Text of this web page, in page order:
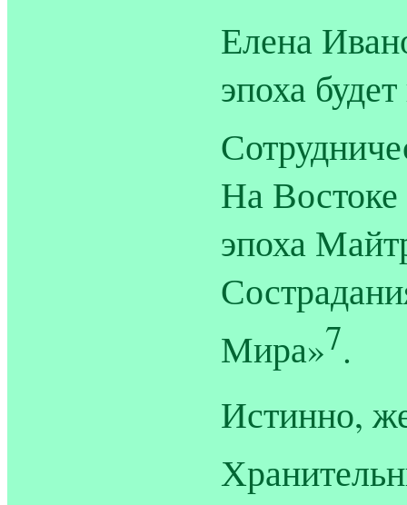
Елена
эпоха
На Востоке
эпоха
Мира»7.
Истинно,